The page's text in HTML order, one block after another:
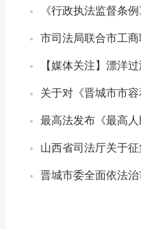
《行政执法监督条
市司法局联合市工
【媒体关注】漂洋
关于对《晋城市市
最高法发布《最高
山西省司法厅关于
晋城市委全面依法